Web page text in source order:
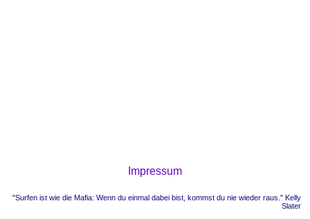
Impressum
"Surfen ist wie die Mafia: Wenn du einmal dabei bist, kommst du nie wieder raus." Kelly
Slater